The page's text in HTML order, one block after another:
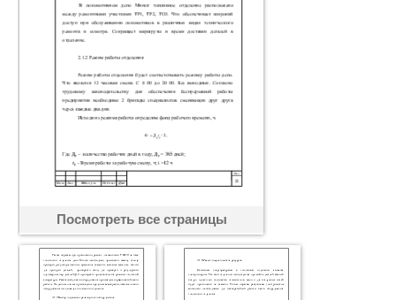
Посмотреть все страницы